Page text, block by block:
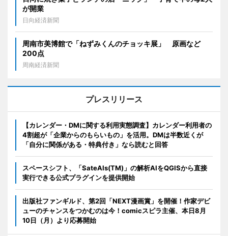
が開業
日向経済新聞
周南市美博館で「ねずみくんのチョッキ展」 原画など
200点
周南経済新聞
プレスリリース
【カレンダー・DMに関する利用実態調査】カレンダー利用者の
4割超が「企業からのもらいもの」を活用。DMは半数近くが
「自分に関係がある・特典付き」なら読むと回答
スペースシフト、「SateAIs(TM)」の解析AIをQGISから直接
実行できる公式プラグインを提供開始
出版社ファンギルド、第2回「NEXT漫画賞」を開催！作家デビ
ューのチャンスをつかむのは今！comicスピラ主催、本日8月
10日（月）より応募開始